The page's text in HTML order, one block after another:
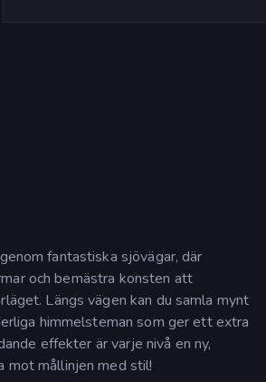
fantastiska sjövägar, där
och bemästra konsten att
Längs vägen kan du samla mynt
himmelsteman som ger ett extra
effekter är varje nivå en ny,
mot mållinjen med stil!